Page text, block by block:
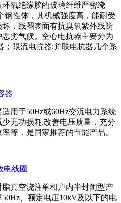
氧绝缘胶的玻璃纤维严密绕
钢性体，其机械强度高，能耐受
，线圈表面有抗臭氧紫外线防
劣气候。空心电抗器主要分为
；限流电抗器;并联电抗器几个系
器
用于50Hz或60Hz交流电力系统
无功损耗,改善电压质量，充分
等，是国家推荐的节能产品。
电线圈
真空浇注单相户内半封闭型产
、额定电压10kV及以下的电